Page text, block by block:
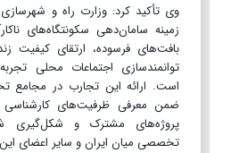
وی تأکید کرد: وزارت راه و
زمینه سامان‌دهی سکونتگاه‌های
بافت‌های فرسوده، ارتقای
توانمندسازی اجتماعات محلی
است. ارائه این تجارب در مجامع
ضمن معرفی ظرفیت‌های کارشناسی
پروژه‌های مشترک و شکل‌گیری
تخصصی میان ایران و سایر اعضای این